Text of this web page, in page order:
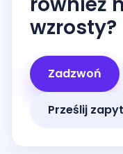
wzrosty?
Zadzwoń
Prześlij